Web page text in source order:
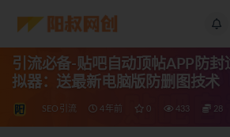
引流必备-贴吧自动顶帖APP防封
拟器：送最新电脑版防删图技术
SEO引流 4年前 0 433 28